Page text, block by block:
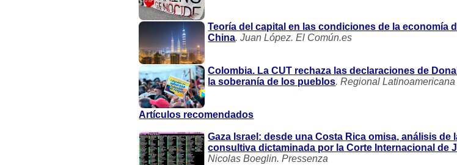
Teoría del capital en las condiciones de la economía
China. Juan López. El Común.es
Colombia. La CUT rechaza las declaraciones de
la soberanía de los pueblos. Regional Latinoamericana
Artículos recomendados
Gaza Israel: desde una Costa Rica omisa, análisis
consultiva dictaminada por la Corte Internacional de
Nicolas Boeglin. Pressenza